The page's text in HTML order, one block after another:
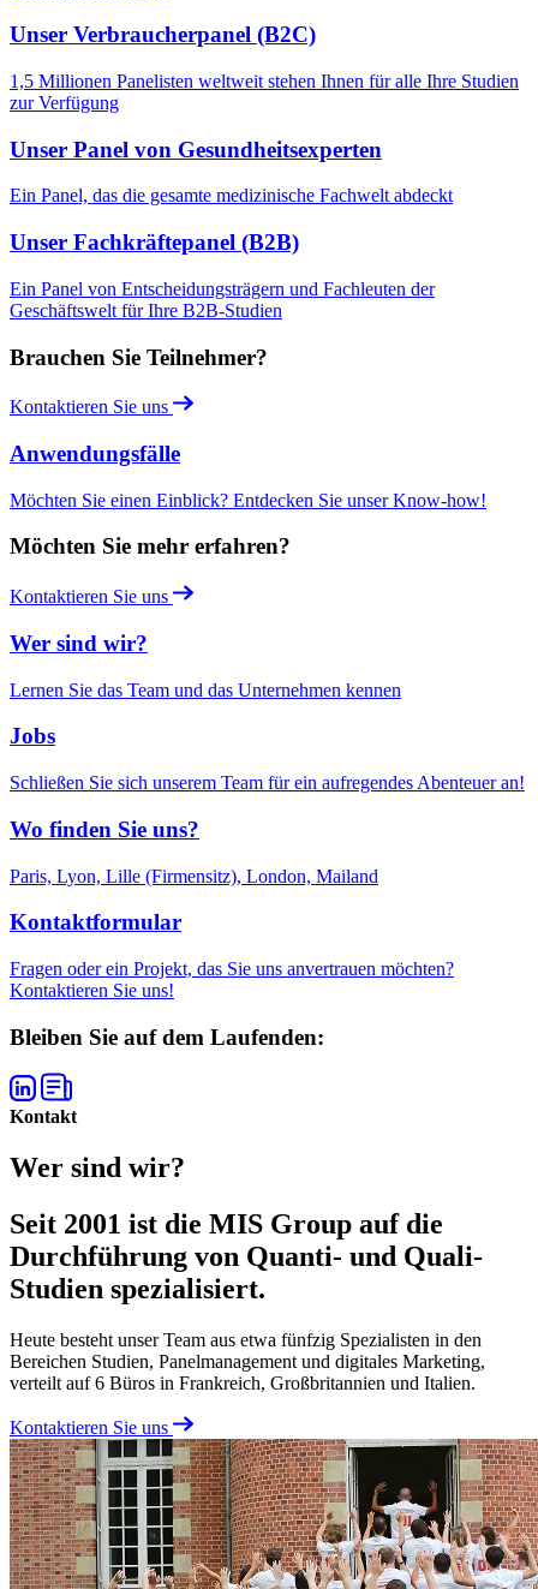
Unser Verbraucherpanel (B2C)
1,5 Millionen Panelisten weltweit stehen Ihnen für alle Ihre Studien
zur Verfügung
Unser Panel von Gesundheitsexperten
Ein Panel, das die gesamte medizinische Fachwelt abdeckt
Unser Fachkräftepanel (B2B)
Ein Panel von Entscheidungsträgern und Fachleuten der
Geschäftswelt für Ihre B2B-Studien
Brauchen Sie Teilnehmer?
Kontaktieren Sie uns
Anwendungsfälle
Möchten Sie einen Einblick? Entdecken Sie unser Know-how!
Möchten Sie mehr erfahren?
Kontaktieren Sie uns
Wer sind wir?
Lernen Sie das Team und das Unternehmen kennen
Jobs
Schließen Sie sich unserem Team für ein aufregendes Abenteuer an!
Wo finden Sie uns?
Paris, Lyon, Lille (Firmensitz), London, Mailand
Kontaktformular
Fragen oder ein Projekt, das Sie uns anvertrauen möchten?
Kontaktieren Sie uns!
Bleiben Sie auf dem Laufenden:
Kontakt
Wer sind wir?
Seit 2001 ist die MIS Group auf die
Durchführung von Quanti- und Quali-
Studien spezialisiert.
Heute besteht unser Team aus etwa fünfzig Spezialisten in den
Bereichen Studien, Panelmanagement und digitales Marketing,
verteilt auf 6 Büros in Frankreich, Großbritannien und Italien.
Kontaktieren Sie uns